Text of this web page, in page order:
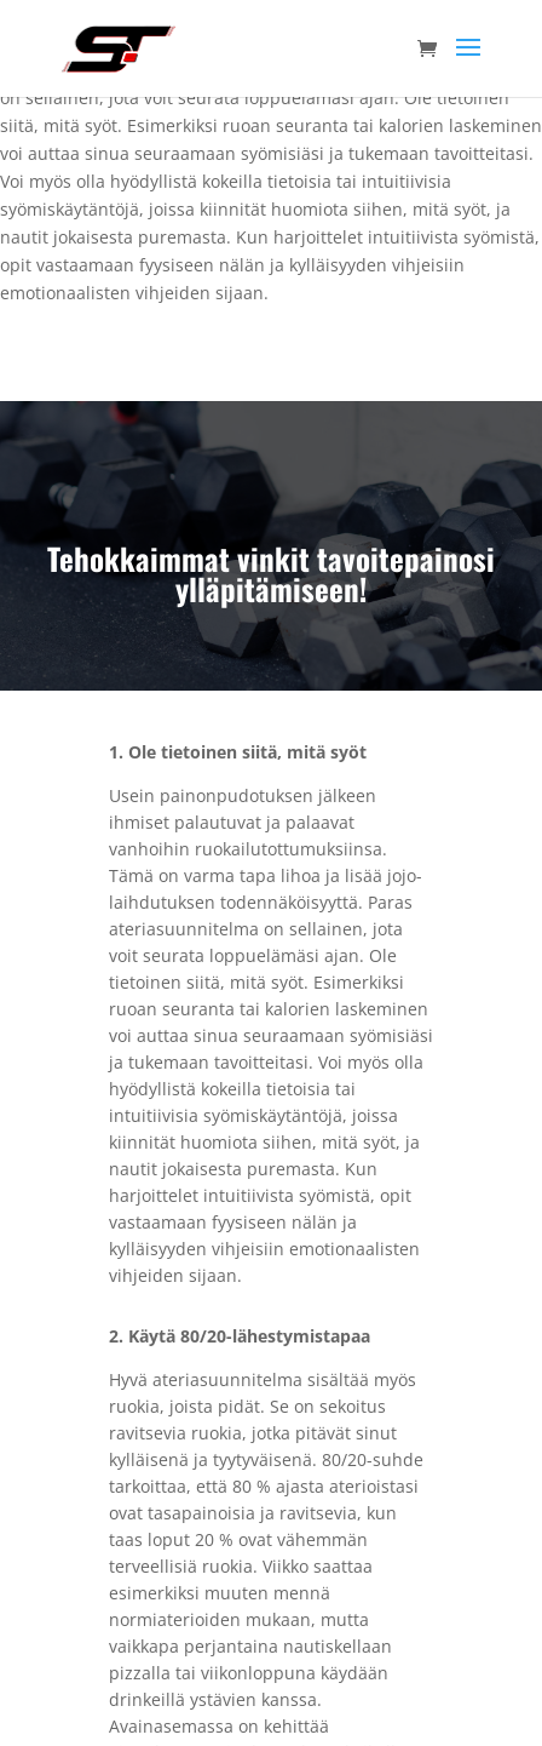
vanhoihin ruokailutottumuksiinsa. Tämä on varma tapa lihoa ja
lisää jojo-laihdutuksen todennäköisyyttä. Paras ateriasuunnitelma
on sellainen, jota voit seurata loppuelämäsi ajan. Ole tietoinen
siitä, mitä syöt. Esimerkiksi ruoan seuranta tai kalorien laskeminen
voi auttaa sinua seuraamaan syömisiäsi ja tukemaan tavoitteitasi.
Voi myös olla hyödyllistä kokeilla tietoisia tai intuitiivisia
syömiskäytäntöjä, joissa kiinnität huomiota siihen, mitä syöt, ja
nautit jokaisesta puremasta. Kun harjoittelet intuitiivista syömistä,
opit vastaamaan fyysiseen nälän ja kylläisyyden vihjeisiin
emotionaalisten vihjeiden sijaan.
Tehokkaimmat vinkit tavoitepainosi
ylläpitämiseen!
1. Ole tietoinen siitä, mitä syöt
Usein painonpudotuksen jälkeen
ihmiset palautuvat ja palaavat
vanhoihin ruokailutottumuksiinsa.
Tämä on varma tapa lihoa ja lisää jojo-
laihdutuksen todennäköisyyttä. Paras
ateriasuunnitelma on sellainen, jota
voit seurata loppuelämäsi ajan. Ole
tietoinen siitä, mitä syöt. Esimerkiksi
ruoan seuranta tai kalorien laskeminen
voi auttaa sinua seuraamaan syömisiäsi
ja tukemaan tavoitteitasi. Voi myös olla
hyödyllistä kokeilla tietoisia tai
intuitiivisia syömiskäytäntöjä, joissa
kiinnität huomiota siihen, mitä syöt, ja
nautit jokaisesta puremasta. Kun
harjoittelet intuitiivista syömistä, opit
vastaamaan fyysiseen nälän ja
kylläisyyden vihjeisiin emotionaalisten
vihjeiden sijaan.
2. Käytä 80/20-lähestymistapaa
Hyvä ateriasuunnitelma sisältää myös
ruokia, joista pidät. Se on sekoitus
ravitsevia ruokia, jotka pitävät sinut
kylläisenä ja tyytyväisenä. 80/20-suhde
tarkoittaa, että 80 % ajasta aterioistasi
ovat tasapainoisia ja ravitsevia, kun
taas loput 20 % ovat vähemmän
terveellisiä ruokia. Viikko saattaa
esimerkiksi muuten mennä
normiaterioiden mukaan, mutta
vaikkapa perjantaina nautiskellaan
pizzalla tai viikonloppuna käydään
drinkeillä ystävien kanssa.
Avainasemassa on kehittää